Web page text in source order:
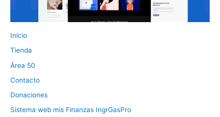
Inicio
Tienda
Área 50
Contacto
Donaciones
Sistema web mis Finanzas IngrGasPro